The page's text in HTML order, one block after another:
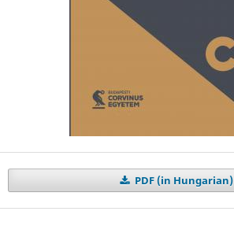
PDF (in Hungarian)